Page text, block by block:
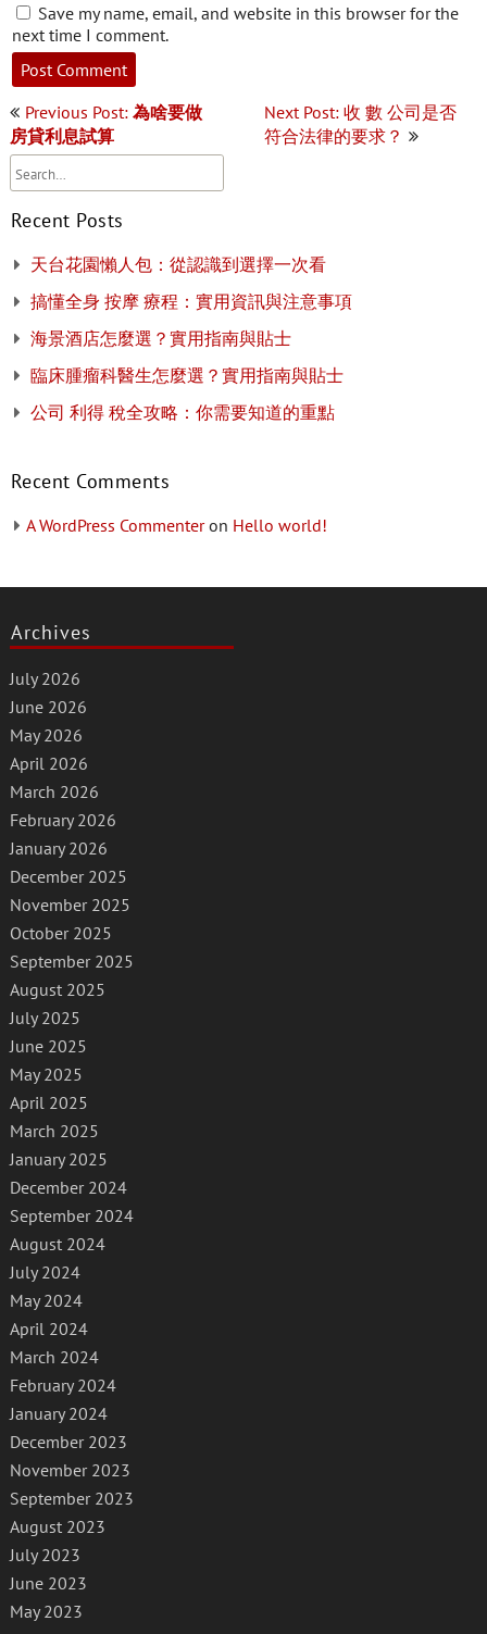
Save my name, email, and website in this browser for the
next time I comment.
Post
navigation
Previous Post: 為啥要做
房貸利息試算
Next Post: 收 數 公司是否
符合法律的要求？
Recent Posts
天台花園懶人包：從認識到選擇一次看
搞懂全身 按摩 療程：實用資訊與注意事項
海景酒店怎麼選？實用指南與貼士
臨床腫瘤科醫生怎麼選？實用指南與貼士
公司 利得 稅全攻略：你需要知道的重點
Recent Comments
A WordPress Commenteron Hello world!
Archives
July 2026
June 2026
May 2026
April 2026
March 2026
February 2026
January 2026
December 2025
November 2025
October 2025
September 2025
August 2025
July 2025
June 2025
May 2025
April 2025
March 2025
January 2025
December 2024
September 2024
August 2024
July 2024
May 2024
April 2024
March 2024
February 2024
January 2024
December 2023
November 2023
September 2023
August 2023
July 2023
June 2023
May 2023